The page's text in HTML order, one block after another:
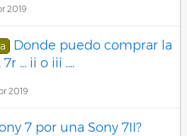
2019
Donde puedo comprar la
... ii o iii ....
2019
7 por una Sony 7II?